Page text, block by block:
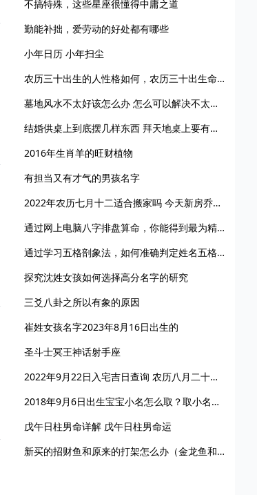
不搞特殊，这些星座很懂得中庸之道
勤能补拙，爱劳动的好处都有哪些
小年日历 小年扫尘
农历三十出生的人性格如何，农历三十出生命运好不好
墓地风水不太好该怎么办 怎么可以解决不太好的墓地风水
结婚供桌上到底摆几样东西 拜天地桌上要有红烛
2016年生肖羊的旺财植物
有担当又有才气的男孩名字
2022年农历七月十二适合搬家吗 今天新房乔迁入宅日子好吗
通过网上电脑八字排盘算命，你能得到最为精准的命运解读吗？
通过学习五格剖象法，如何准确判定姓名五格？
探究沈姓女孩如何选择高分名字的研究
三爻八卦之所以有象的原因
崔姓女孩名字2023年8月16日出生的
圣斗士冥王神话射手座
2022年9月22日入宅吉日查询 农历八月二十六宜乔迁新居吗
2018年9月6日出生宝宝小名怎么取？取小名有哪些技巧？
戊午日柱男命详解 戊午日柱男命运
新买的招财鱼和原来的打架怎么办（金龙鱼和招财鱼老打架怎么办）